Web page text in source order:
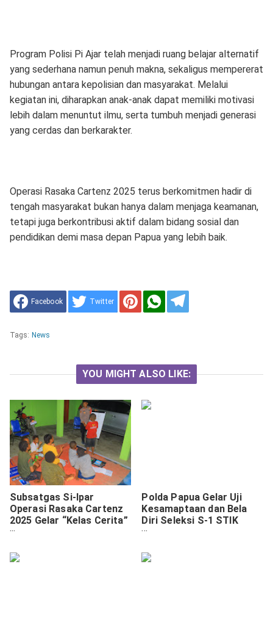
Program Polisi Pi Ajar telah menjadi ruang belajar alternatif
yang sederhana namun penuh makna, sekaligus mempererat
hubungan antara kepolisian dan masyarakat. Melalui
kegiatan ini, diharapkan anak-anak dapat memiliki motivasi
lebih dalam menuntut ilmu, serta tumbuh menjadi generasi
yang cerdas dan berkarakter.
Operasi Rasaka Cartenz 2025 terus berkomitmen hadir di
tengah masyarakat bukan hanya dalam menjaga keamanan,
tetapi juga berkontribusi aktif dalam bidang sosial dan
pendidikan demi masa depan Papua yang lebih baik.
Facebook Twitter
Tags: News
YOU MIGHT ALSO LIKE:
Subsatgas Si-Ipar
Operasi Rasaka Cartenz
2025 Gelar “Kelas Cerita”
untuk Tingkatkan Literasi
Polda Papua Gelar Uji
Kesamaptaan dan Bela
Diri Seleksi S-1 STIK
Polwan 2025